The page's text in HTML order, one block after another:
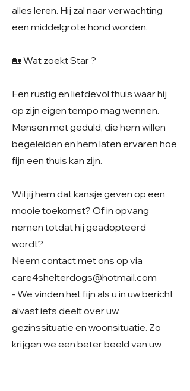
alles leren. Hij zal naar verwachting
een middelgrote hond worden.
🏡 Wat zoekt Star ?
Een rustig en liefdevol thuis waar hij
op zijn eigen tempo mag wennen.
Mensen met geduld, die hem willen
begeleiden en hem laten ervaren hoe
fijn een thuis kan zijn.
Wil jij hem dat kansje geven op een
mooie toekomst? Of in opvang
nemen totdat hij geadopteerd
wordt?
Neem contact met ons op via
care4shelterdogs@hotmail.com
- We vinden het fijn als u in uw bericht
alvast iets deelt over uw
gezinssituatie en woonsituatie. Zo
krijgen we een beter beeld van uw